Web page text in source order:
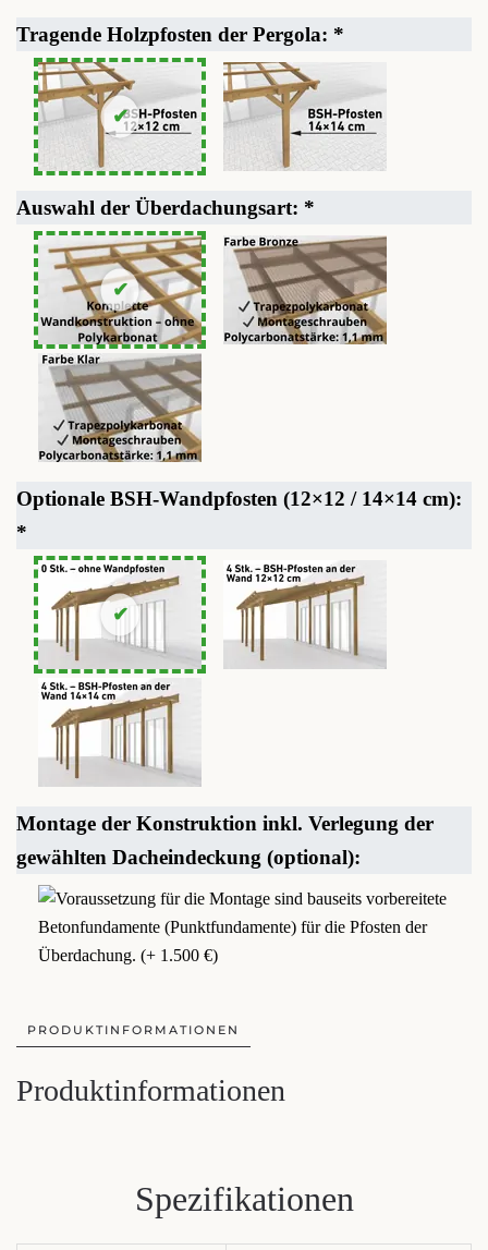
Tragende Holzpfosten der Pergola: *
Auswahl der Überdachungsart: *
Optionale BSH-Wandpfosten (12×12 / 14×14 cm):
*
Montage der Konstruktion inkl. Verlegung der
gewählten Dacheindeckung (optional):
PRODUKTINFORMATIONEN
Produktinformationen
Spezifikationen